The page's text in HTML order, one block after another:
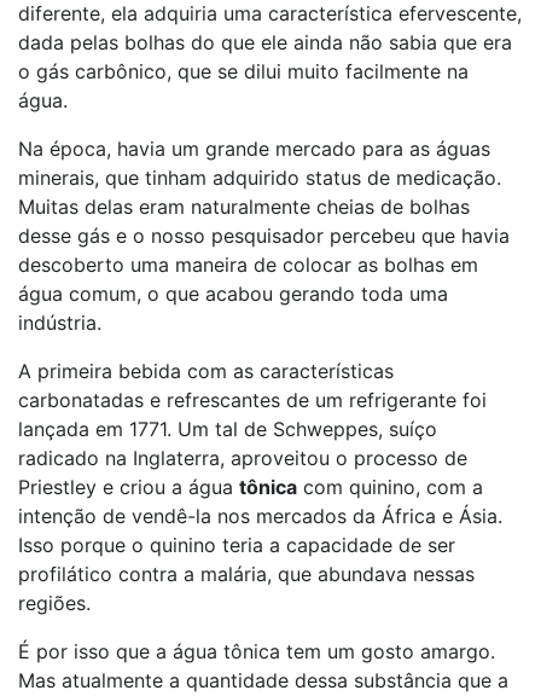
diferente, ela adquiria uma característica efervescente,
dada pelas bolhas do que ele ainda não sabia que era
o gás carbônico, que se dilui muito facilmente na
água.
Na época, havia um grande mercado para as águas
minerais, que tinham adquirido status de medicação.
Muitas delas eram naturalmente cheias de bolhas
desse gás e o nosso pesquisador percebeu que havia
descoberto uma maneira de colocar as bolhas em
água comum, o que acabou gerando toda uma
indústria.
A primeira bebida com as características
carbonatadas e refrescantes de um refrigerante foi
lançada em 1771. Um tal de Schweppes, suíço
radicado na Inglaterra, aproveitou o processo de
Priestley e criou a água tônica com quinino, com a
intenção de vendê-la nos mercados da África e Ásia.
Isso porque o quinino teria a capacidade de ser
profilático contra a malária, que abundava nessas
regiões.
É por isso que a água tônica tem um gosto amargo.
Mas atualmente a quantidade dessa substância que a